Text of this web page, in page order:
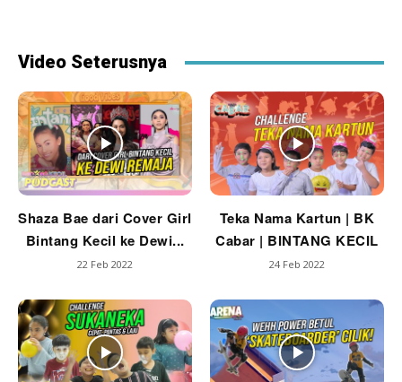
Video Seterusnya
Shaza Bae dari Cover Girl
Bintang Kecil ke Dewi...
22 Feb 2022
Teka Nama Kartun | BK
Cabar | BINTANG KECIL
24 Feb 2022